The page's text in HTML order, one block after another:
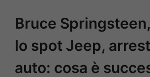
Bruce
lo spot Jeep,
auto: cosa è